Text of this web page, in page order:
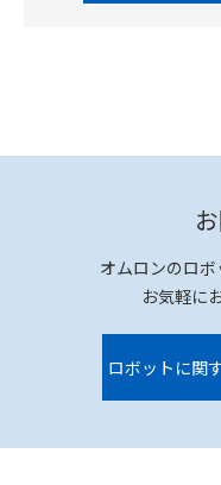
オムロンのロ
お気軽に
ロボットに関